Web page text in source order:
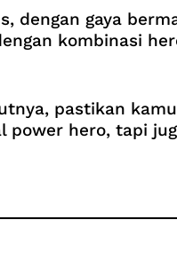
dengan gaya
kombinasi
pastikan
power hero, tapi